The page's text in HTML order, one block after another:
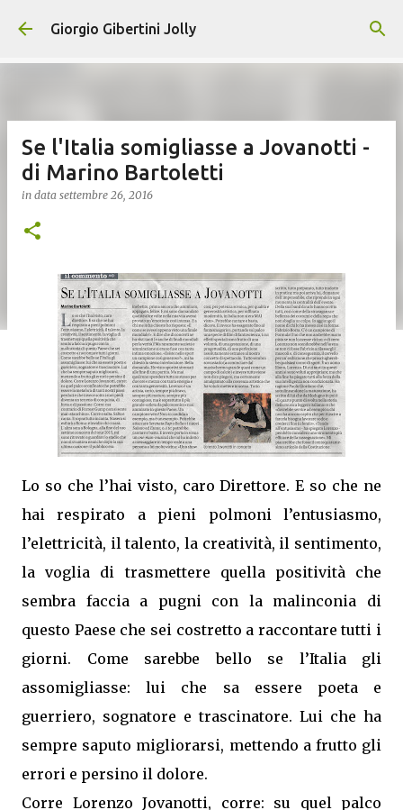
Passa ai contenuti principali
Giorgio Gibertini Jolly
Se l'Italia somigliasse a Jovanotti -
di Marino Bartoletti
in data settembre 26, 2016
Lo so che l’hai visto, caro Direttore. E so che ne
hai respirato a pieni polmoni l’entusiasmo,
l’elettricità, il talento, la creatività, il sentimento,
la voglia di trasmettere quella positività che
sembra faccia a pugni con la malinconia di
questo Paese che sei costretto a raccontare tutti i
giorni. Come sarebbe bello se l’Italia gli
assomigliasse: lui che sa essere poeta e
guerriero, sognatore e trascinatore. Lui che ha
sempre saputo migliorarsi, mettendo a frutto gli
errori e persino il dolore.
Corre Lorenzo Jovanotti, corre: su quel palco